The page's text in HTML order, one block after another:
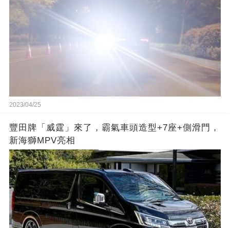
2023/04/25
豐田牌「威霆」來了，霸氣車頭造型+7座+側滑門，
新海獅MPV亮相